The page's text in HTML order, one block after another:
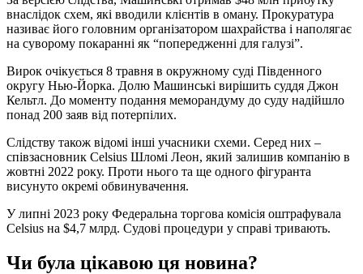
внаслідок схем, які вводили клієнтів в оману. Прокуратура
називає його головним організатором шахрайства і наполягає
на суворому покаранні як “попередженні для галузі”.
Вирок очікується 8 травня в окружному суді Південного
округу Нью-Йорка. Долю Машинські вирішить суддя Джон
Кельтл. До моменту подання меморандуму до суду надійшло
понад 200 заяв від потерпілих.
Слідству також відомі інші учасники схеми. Серед них –
співзасновник Celsius Шломі Леон, який залишив компанію в
жовтні 2022 року. Проти нього та ще одного фігуранта
висунуто окремі обвинувачення.
У липні 2023 року Федеральна торгова комісія оштрафувала
Celsius на $4,7 млрд. Судові процедури у справі тривають.
Чи була цікавою ця новина?